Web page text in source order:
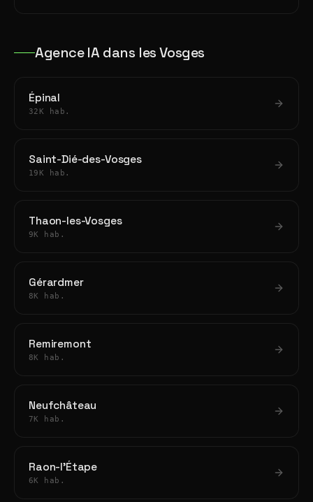
Agence IA dans les Vosges
Épinal
32K hab.
Saint-Dié-des-Vosges
19K hab.
Thaon-les-Vosges
9K hab.
Gérardmer
8K hab.
Remiremont
8K hab.
Neufchâteau
7K hab.
Raon-l'Étape
6K hab.